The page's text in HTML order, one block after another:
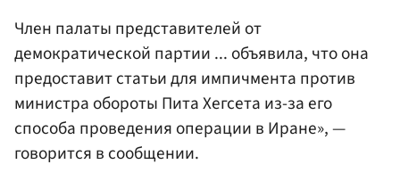
Член палаты представителей от
демократической партии ... объявила, что она
предоставит статьи для импичмента против
министра обороты Пита Хегсета из-за его
способа проведения операции в Иране», —
говорится в сообщении.